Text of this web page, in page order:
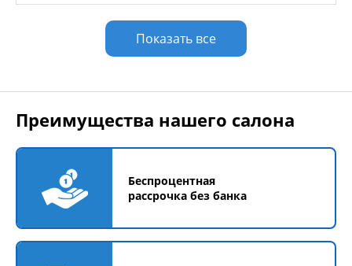
Показать все
Преимущества нашего салона
Беспроцентная
рассрочка без банка